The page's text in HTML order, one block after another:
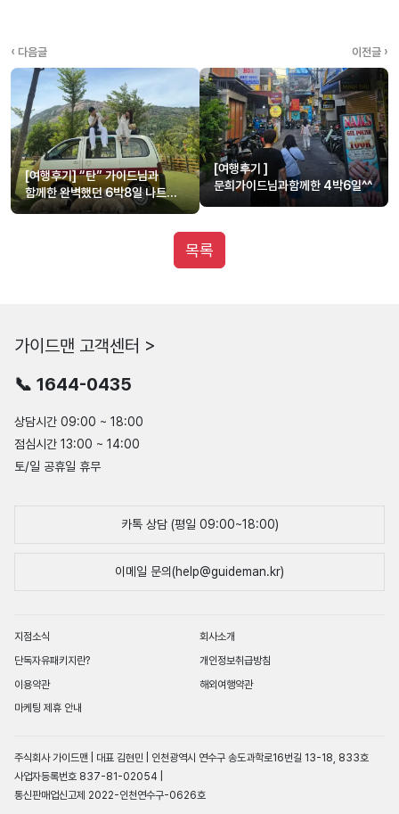
‹ 다음글
[여행후기] “탄” 가이드님과
함께한 완벽했던 6박8일 나트랑
+달랏 여행
이전글 ›
[여행후기 ]
문희가이드님과함께한 4박6일^^
목록
가이드맨 고객센터 >
📞 1644-0435
상담시간 09:00 ~ 18:00
점심시간 13:00 ~ 14:00
토/일 공휴일 휴무
카톡 상담 (평일 09:00~18:00)
이메일 문의(help@guideman.kr)
지점소식
회사소개
단독자유패키지란?
개인정보취급방침
이용약관
해외여행약관
마케팅 제휴 안내
주식회사 가이드맨 | 대표 김현민 | 인천광역시 연수구 송도과학로16번길 13-18, 833호
사업자등록번호 837-81-02054 |
통신판매업신고제 2022-인천연수구-0626호